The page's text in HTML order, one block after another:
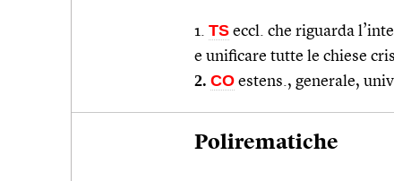
1. TS eccl. che riguarda
e unificare tutte le chiese
2. CO estens., generale,
Polirematiche